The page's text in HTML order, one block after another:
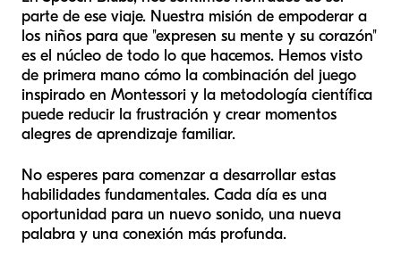
parte de ese viaje. Nuestra misión de empoderar a
los niños para que "expresen su mente y su corazón"
es el núcleo de todo lo que hacemos. Hemos visto
de primera mano cómo la combinación del juego
inspirado en Montessori y la metodología científica
puede reducir la frustración y crear momentos
alegres de aprendizaje familiar.
No esperes para comenzar a desarrollar estas
habilidades fundamentales. Cada día es una
oportunidad para un nuevo sonido, una nueva
palabra y una conexión más profunda.